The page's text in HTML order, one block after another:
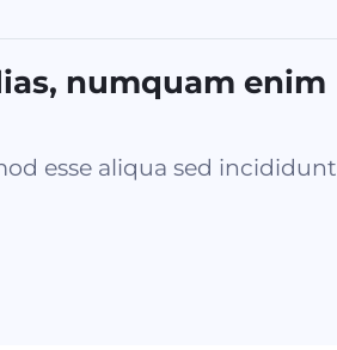
numquam enim
esse aliqua sed incididunt